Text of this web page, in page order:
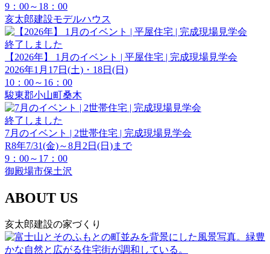
9：00～18：00
亥太郎建設モデルハウス
終了しました
【2026年】 1月のイベント | 平屋住宅 | 完成現場見学会
2026年1月17日(土)・18日(日)
10：00～16：00
駿東郡小山町桑木
終了しました
7月のイベント | 2世帯住宅 | 完成現場見学会
R8年7/31(金)～8月2日(日)まで
9：00～17：00
御殿場市保土沢
ABOUT US
亥太郎建設の家づくり